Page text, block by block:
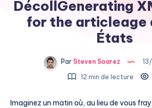
DécollGenerating
for the articleage
États
Par Steven Soarez
12 min de lecture
Imaginez un matin où, au lieu de vous